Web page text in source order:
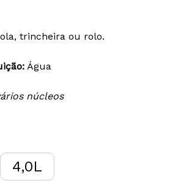
trincheira ou rolo.
Água
núcleos
4,0L